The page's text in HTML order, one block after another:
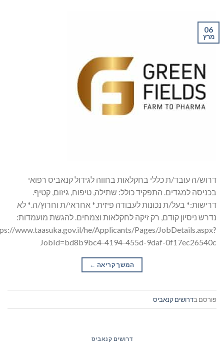
06
מרץ
דרוש/ה עובד/ת כללי בחקלאות בחווה לגידול קנאביס רפואי
בכניסה למגדים. התפקיד כולל: שתילה, טיפוח, גיזום, קטיף.
דרישות:* בעל/ת נכונות לעבודה פיזית.* אחראי/ת וחרוץ/ה.* לא
נדרש ניסיון קודם, רק זיקה לחקלאות וצמחים. להגשת מועמדות:
www.taasuka.gov.il/he/Applicants/Pages/JobDetails.aspx?
JobId=bd8b9bc4-4194-455d-9daf-0f17ec26540c
המשך קריאה →
פורסם בדרושים קנאביס
דרושים קנאביס